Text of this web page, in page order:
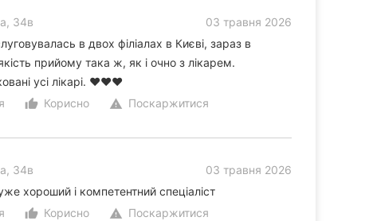
34в
03 травня 2026
в двох філіалах в Києві, зараз в
прийому така ж, як і очно з лікарем.
усі лікарі. ♥️♥️♥️
thumb_up_alt
Корисно warning Поскаржитися
34в
03 травня 2026
хороший і компетентний спеціаліст
thumb_up_alt
Корисно warning Поскаржитися